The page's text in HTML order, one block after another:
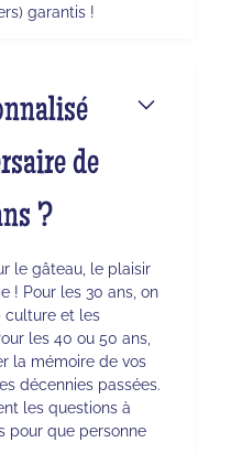
garantis !
de
?
le gâteau, le plaisir
! Pour les 30 ans, on
culture et les
les 40 ou 50 ans,
la mémoire de vos
décennies passées.
les questions à
pour que personne